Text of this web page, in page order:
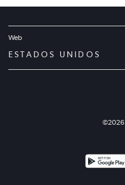
Web
ESTADOS UNIDOS
©2026